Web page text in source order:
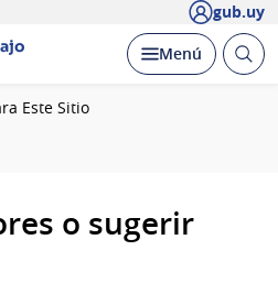
gub.uy
Desplegar
Menú Abrir
Este Sitio
o sugerir